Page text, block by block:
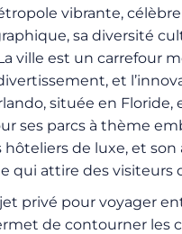
vibrante,
sa diversité
ville est un carrefour
et
située en
ses parcs à thème
hôteliers de luxe, et
qui attire des visiteurs
privé pour voyager
de contourner les